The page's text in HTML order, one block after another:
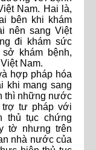
Nam. Hai là,
bên khi khám
nên sang Việt
đi khám sức
khám bệnh,
Nam.
hợp pháp hóa
khi mang sang
thì những nước
tư pháp với
thủ tục chứng
tờ nhưng trên
nhà nước của